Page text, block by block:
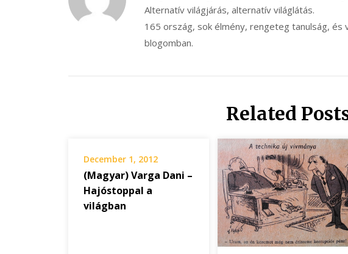
Alternatív világjárás, alternatív világlátás.
165 ország, sok élmény, rengeteg tanulság,
blogomban.
Related
December 1, 2012
(Magyar) Varga Dani –
Hajóstoppal a
világban